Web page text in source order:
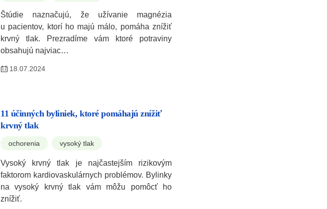
Štúdie naznačujú, že užívanie magnézia
u pacientov, ktorí ho majú málo, pomáha znížiť
krvný tlak. Prezradíme vám ktoré potraviny
obsahujú najviac…
18.07.2024
11 účinných byliniek, ktoré pomáhajú znížiť
krvný tlak
ochorenia vysoký tlak
Vysoký krvný tlak je najčastejším rizikovým
faktorom kardiovaskulárnych problémov. Bylinky
na vysoký krvný tlak vám môžu pomôcť ho
znížiť.